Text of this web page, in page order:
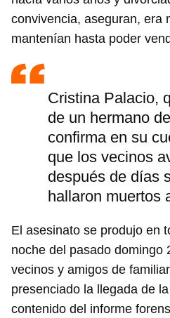
convivencia, aseguran, era
mantenían hasta poder
Cristina Palacio,
de un hermano
confirma en su
que los vecinos
después de días
hallaron muertos
El asesinato se produjo en
noche del pasado domingo
vecinos y amigos de
presenciado la llegada de
contenido del informe